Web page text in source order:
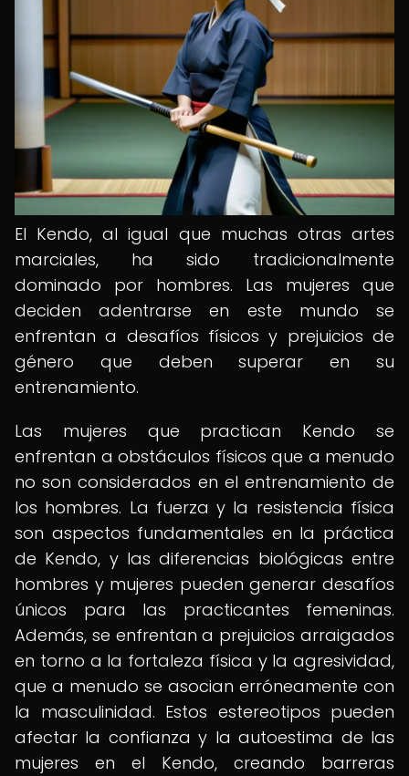
El Kendo, al igual que muchas otras artes
marciales, ha sido tradicionalmente
dominado por hombres. Las mujeres que
deciden adentrarse en este mundo se
enfrentan a desafíos físicos y prejuicios de
género que deben superar en su
entrenamiento.
Las mujeres que practican Kendo se
enfrentan a obstáculos físicos que a menudo
no son considerados en el entrenamiento de
los hombres. La fuerza y la resistencia física
son aspectos fundamentales en la práctica
de Kendo, y las diferencias biológicas entre
hombres y mujeres pueden generar desafíos
únicos para las practicantes femeninas.
Además, se enfrentan a prejuicios arraigados
en torno a la fortaleza física y la agresividad,
que a menudo se asocian erróneamente con
la masculinidad. Estos estereotipos pueden
afectar la confianza y la autoestima de las
mujeres en el Kendo, creando barreras